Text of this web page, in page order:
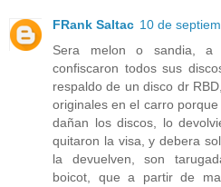
FRank Saltac 10 de
Sera melon o sandia,
confiscaron todos sus
respaldo de un disco dr
originales en el carro
dañan los discos, lo
quitaron la visa, y debera
la devuelven, son
boicot, que a partir de